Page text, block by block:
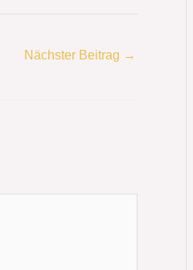
Nächster Beitrag →